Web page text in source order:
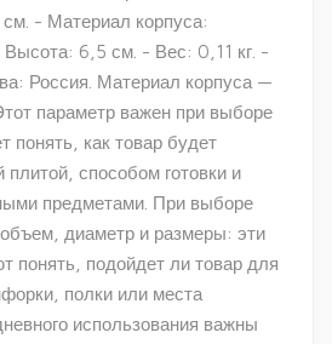
- Материал корпуса:
Высота: 6,5 см. - Вес: 0,11 кг. -
Россия. Материал корпуса —
параметр важен при выборе
понять, как товар будет
плитой, способом готовки и
предметами. При выборе
диаметр и размеры: эти
понять, подойдет ли товар для
полки или места
использования важны